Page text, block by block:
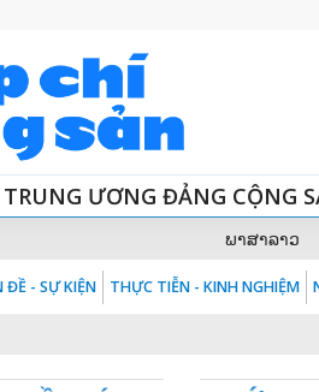
ƯƠNG ĐẢNG CỘNG
ພາສາລາວ
ĐỀ - SỰ KIỆN THỰC TIỄN - KINH NGHIỆM